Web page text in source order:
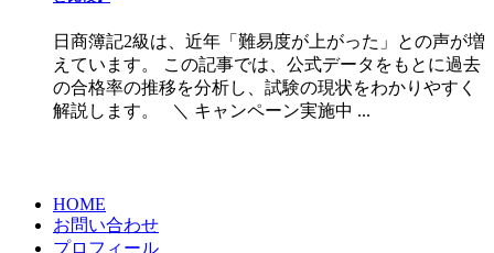
日商簿記2級は、近年「難易度が上がった」との声が増
えています。 この記事では、公式データをもとに過去
の合格率の推移を分析し、試験の現状をわかりやすく
解説します。 ＼ キャンペーン実施中 ...
HOME
お問い合わせ
プロフィール